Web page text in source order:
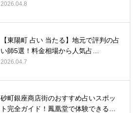
2026.04.8
【東陽町 占い 当たる】地元で評判の占
い師5選！料金相場から人気占…
2026.04.7
砂町銀座商店街のおすすめ占いスポッ
ト完全ガイド！鳳凰堂で体験できる…